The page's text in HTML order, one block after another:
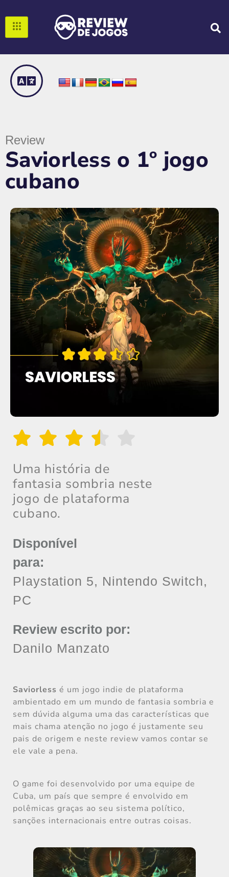
Review
Saviorless o 1º jogo
cubano
Uma história de
fantasia sombria neste
jogo de plataforma
cubano.
Disponível
para:
Playstation 5, Nintendo Switch,
PC
Review escrito por:
Danilo Manzato
Saviorless é um jogo indie de plataforma
ambientado em um mundo de fantasia sombria e
sem dúvida alguma uma das características que
mais chama atenção no jogo é justamente seu
pais de origem e neste review vamos contar se
ele vale a pena.
O game foi desenvolvido por uma equipe de
Cuba, um país que sempre é envolvido em
polêmicas graças ao seu sistema político,
sanções internacionais entre outras coisas.